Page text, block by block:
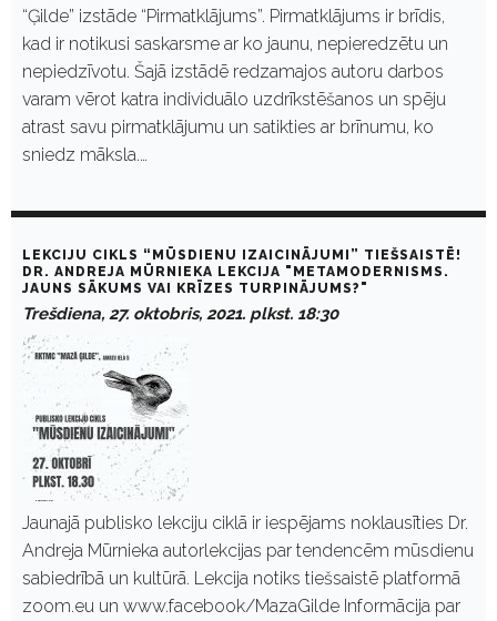
“Ģilde” izstāde “Pirmatklājums”. Pirmatklājums ir brīdis,
kad ir notikusi saskarsme ar ko jaunu, nepieredzētu un
nepiedzīvotu. Šajā izstādē redzamajos autoru darbos
varam vērot katra individuālo uzdrīkstēšanos un spēju
atrast savu pirmatklājumu un satikties ar brīnumu, ko
sniedz māksla.…
LEKCIJU CIKLS “MŪSDIENU IZAICINĀJUMI” TIEŠSAISTĒ!
DR. ANDREJA MŪRNIEKA LEKCIJA "METAMODERNISMS.
JAUNS SĀKUMS VAI KRĪZES TURPINĀJUMS?"
Trešdiena, 27. oktobris, 2021. plkst. 18:30
Jaunajā publisko lekciju ciklā ir iespējams noklausīties Dr.
Andreja Mūrnieka autorlekcijas par tendencēm mūsdienu
sabiedrībā un kultūrā. Lekcija notiks tiešsaistē platformā
zoom.eu un www.facebook/MazaGilde Informācija par